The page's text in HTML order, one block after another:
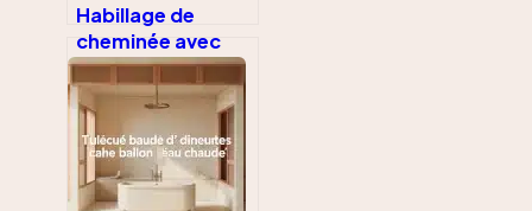
Habillage de
cheminée avec
insert : 4
matériaux pour
transformer un
foyer rustique en
modèle
contemporain